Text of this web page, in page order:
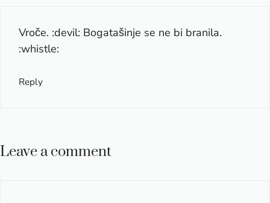
Vroče. :devil: Bogatašinje se ne bi branila.
:whistle:
Reply
Leave a comment